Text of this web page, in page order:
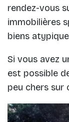
rendez-vous
immobilières
biens
Si vous avez
est possible
peu chers sur